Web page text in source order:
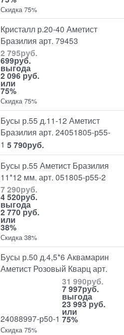
Скидка 75%
Кристалл р.20-40 Аметист
Бразилия арт. 79453
2 795руб.
699руб.
выгода
2 096 руб.
или
75%
Скидка 75%
Бусы р.55 д.11-12 Аметист
Бразилия арт. 24051805-р55-
1 5 790руб.
Бусы р.55 Аметист Бразилия
11*12 мм. арт. 051805-р55-2
7 290руб.
4 520руб.
выгода
2 770 руб.
или
38%
Скидка 38%
Бусы р.50 д.4,5*6 Аквамарин
Аметист Розовый Кварц арт.
24088997-р50-1
31 990руб.
7 997руб.
выгода
23 993 руб.
или
75%
Скидка 75%